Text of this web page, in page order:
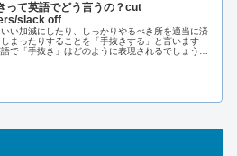
って英語でどう言うの？cut
slack off
い加減にしたり、しっかりやるべき所を適当に済
しまったりすることを「手抜きする」と言います
で「手抜き」はどのように表現されるでしょう